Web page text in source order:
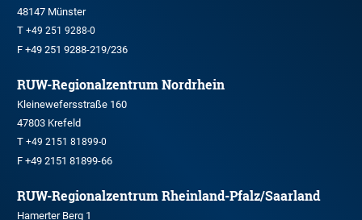
48147 Münster
T +49 251 9288-0
F +49 251 9288-219/236
RUW-Regionalzentrum Nordrhein
Kleinewefersstraße 160
47803 Krefeld
T +49 2151 81899-0
F +49 2151 81899-66
RUW-Regionalzentrum Rheinland-Pfalz/Saarland
Hamerter Berg 1